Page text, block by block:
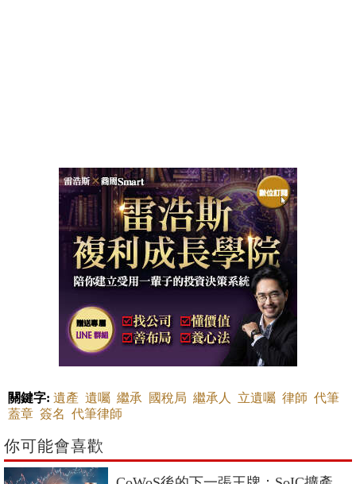
關鍵字: 遺產 遺囑 繼承 國稅局 繼承人 立遺囑 律師 代筆
蓋章 簽名 代筆律師
你可能會喜歡